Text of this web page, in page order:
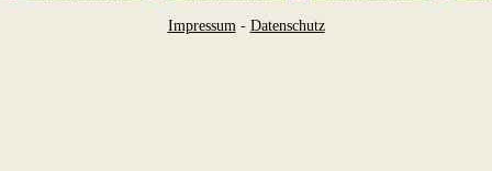
Impressum - Datenschutz